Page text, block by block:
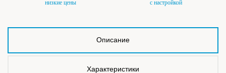
низкие цены
с настройкой
Описание
Характеристики